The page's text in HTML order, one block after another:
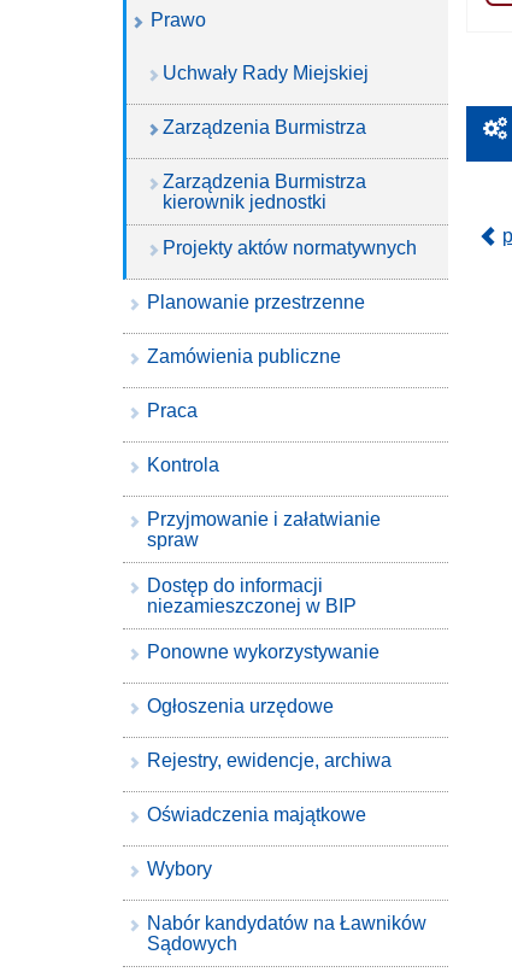
Prawo
Uchwały Rady Miejskiej
Zarządzenia Burmistrza
Zarządzenia Burmistrza
kierownik jednostki
Projekty aktów normatywnych
Planowanie przestrzenne
Zamówienia publiczne
Praca
Kontrola
Przyjmowanie i załatwianie
spraw
Dostęp do informacji
niezamieszczonej w BIP
Ponowne wykorzystywanie
Ogłoszenia urzędowe
Rejestry, ewidencje, archiwa
Oświadczenia majątkowe
Wybory
Nabór kandydatów na Ławników
Sądowych